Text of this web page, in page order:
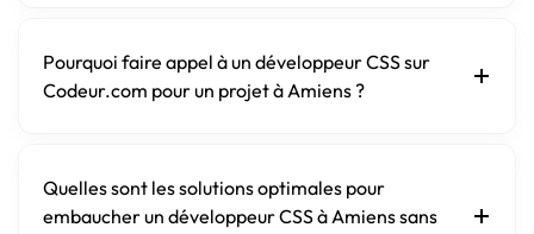
Pourquoi faire appel à un développeur CSS sur
Codeur.com pour un projet à Amiens ?
Quelles sont les solutions optimales pour
embaucher un développeur CSS à Amiens sans